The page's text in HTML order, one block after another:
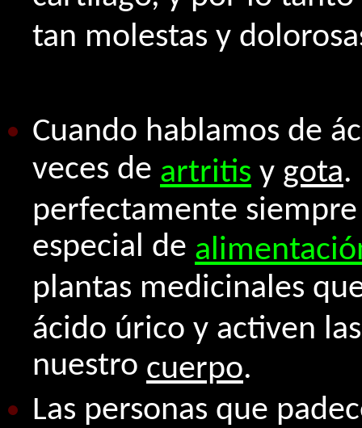
tan molestas y
Cuando hablamos de
veces de artritis y gota.
perfectamente
especial de
plantas medicinales
ácido úrico y activen
nuestro cuerpo.
Las personas que